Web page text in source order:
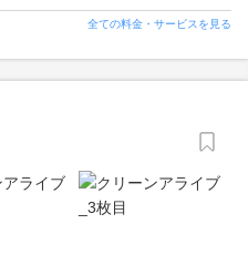
全ての料金・サービスを見る